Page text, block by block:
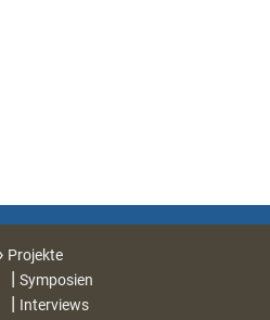
Projekte
Symposien
Interviews